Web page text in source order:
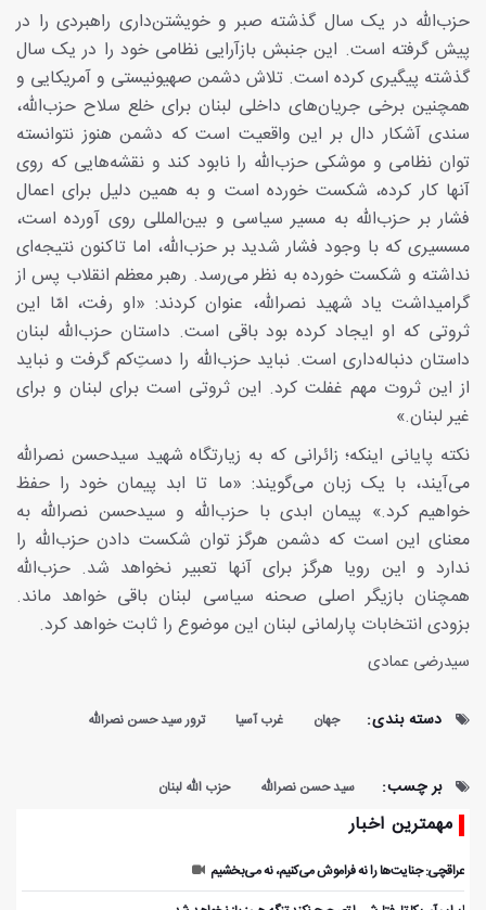
حزب‌الله در یک سال گذشته صبر و خویشتن‌داری راهبردی را در
پیش گرفته است. این جنبش بازآرایی نظامی خود را در یک سال
گذشته پیگیری کرده است. تلاش دشمن صهیونیستی و آمریکایی و
همچنین برخی جریان‌های داخلی لبنان برای خلع سلاح حزب‌الله،
سندی آشکار دال بر این واقعیت است که دشمن هنوز نتوانسته
توان نظامی و موشکی حزب‌الله را نابود کند و نقشه‌هایی که روی
آنها کار کرده، شکست خورده است و به همین دلیل برای اعمال
فشار بر حزب‌الله به مسیر سیاسی و بین‌المللی روی آورده است،
مسسیری که با وجود فشار شدید بر حزب‌الله، اما تاکنون نتیجه‌ای
نداشته و شکست خورده به نظر می‌رسد. رهبر معظم انقلاب پس از
گرامیداشت یاد شهید نصرالله، عنوان کردند: «او رفت، امّا این
ثروتی که او ایجاد کرده بود باقی است. داستان حزب‌الله لبنان
داستان دنباله‌داری است. نباید حزب‌الله را دستِ‌کم گرفت و نباید
از این ثروت مهم غفلت کرد. این ثروتی است برای لبنان و برای
غیر لبنان.»
نکته پایانی اینکه؛ زائرانی که به زیارتگاه شهید سیدحسن نصرالله
می‌آیند، با یک زبان می‌گویند: «ما تا ابد پیمان خود را حفظ
خواهیم کرد.» پیمان ابدی با حزب‌الله و سیدحسن نصرالله به
معنای این است که دشمن هرگز توان شکست دادن حزب‌الله را
ندارد و این رویا هرگز برای آنها تعبیر نخواهد شد. حزب‌الله
همچنان بازیگر اصلی صحنه سیاسی لبنان باقی خواهد ماند.
بزودی انتخابات پارلمانی لبنان این موضوع را ثابت خواهد کرد.
سیدرضی عمادی
دسته بندی: جهان غرب آسیا ترور سید حسن نصرالله
بر چسب: سید حسن نصرالله حزب الله لبنان
مهمترین اخبار
عراقچی: جنایت‌ها را نه فراموش می‌کنیم، نه می‌بخشیم